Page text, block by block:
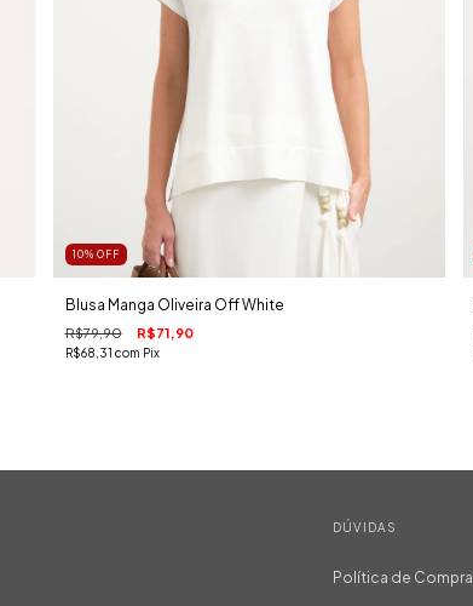
10% OFF
Blusa Manga Oliveira Off White
R$79,90 R$71,90
R$68,31 com Pix
DÚVIDAS
Política de Compra